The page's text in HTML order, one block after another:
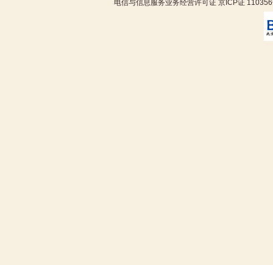
电信与信息服务业务经营许可证 京ICP证